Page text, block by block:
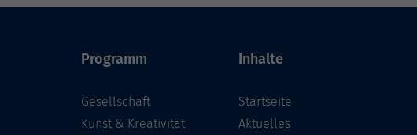
Programm
Gesellschaft
Kunst & Kreativität
Inhalte
Startseite
Aktuelles